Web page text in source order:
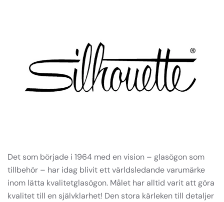
Det som började i 1964 med en vision – glasögon som
tillbehör – har idag blivit ett världsledande varumärke
inom lätta kvalitetglasögon. Målet har alltid varit att göra
kvalitet till en självklarhet! Den stora kärleken till detaljer